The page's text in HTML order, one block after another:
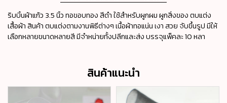
ริบบิ้นผ้าแก้ว 3.5 นิ้ว ทอขอบทอง สีดำ ใช้สำหรับผูกผม ผูกสิ่งของ ตบแต่ง
เสื้อผ้า สินค้า ตบแต่งตามงานพิธีต่างๆ เนื้อผ้าทอแน่น เงา สวย จับขึ้นรูป มีให้
เลือกหลายขนาดหลายสี มีจำหน่ายทั้งปลีกและส่ง บรรจุแพ็คละ 10 หลา
สินค้าแนะนำ